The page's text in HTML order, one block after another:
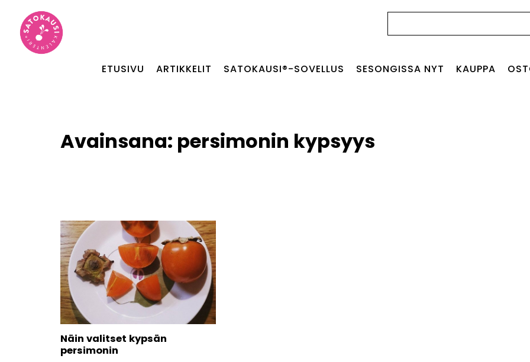
ETUSIVU ARTIKKELIT SATOKAUSI®-SOVELLUS SESONGISSA NYT KAUPPA
Avainsana: persimonin kypsyys
Näin valitset kypsän
persimonin